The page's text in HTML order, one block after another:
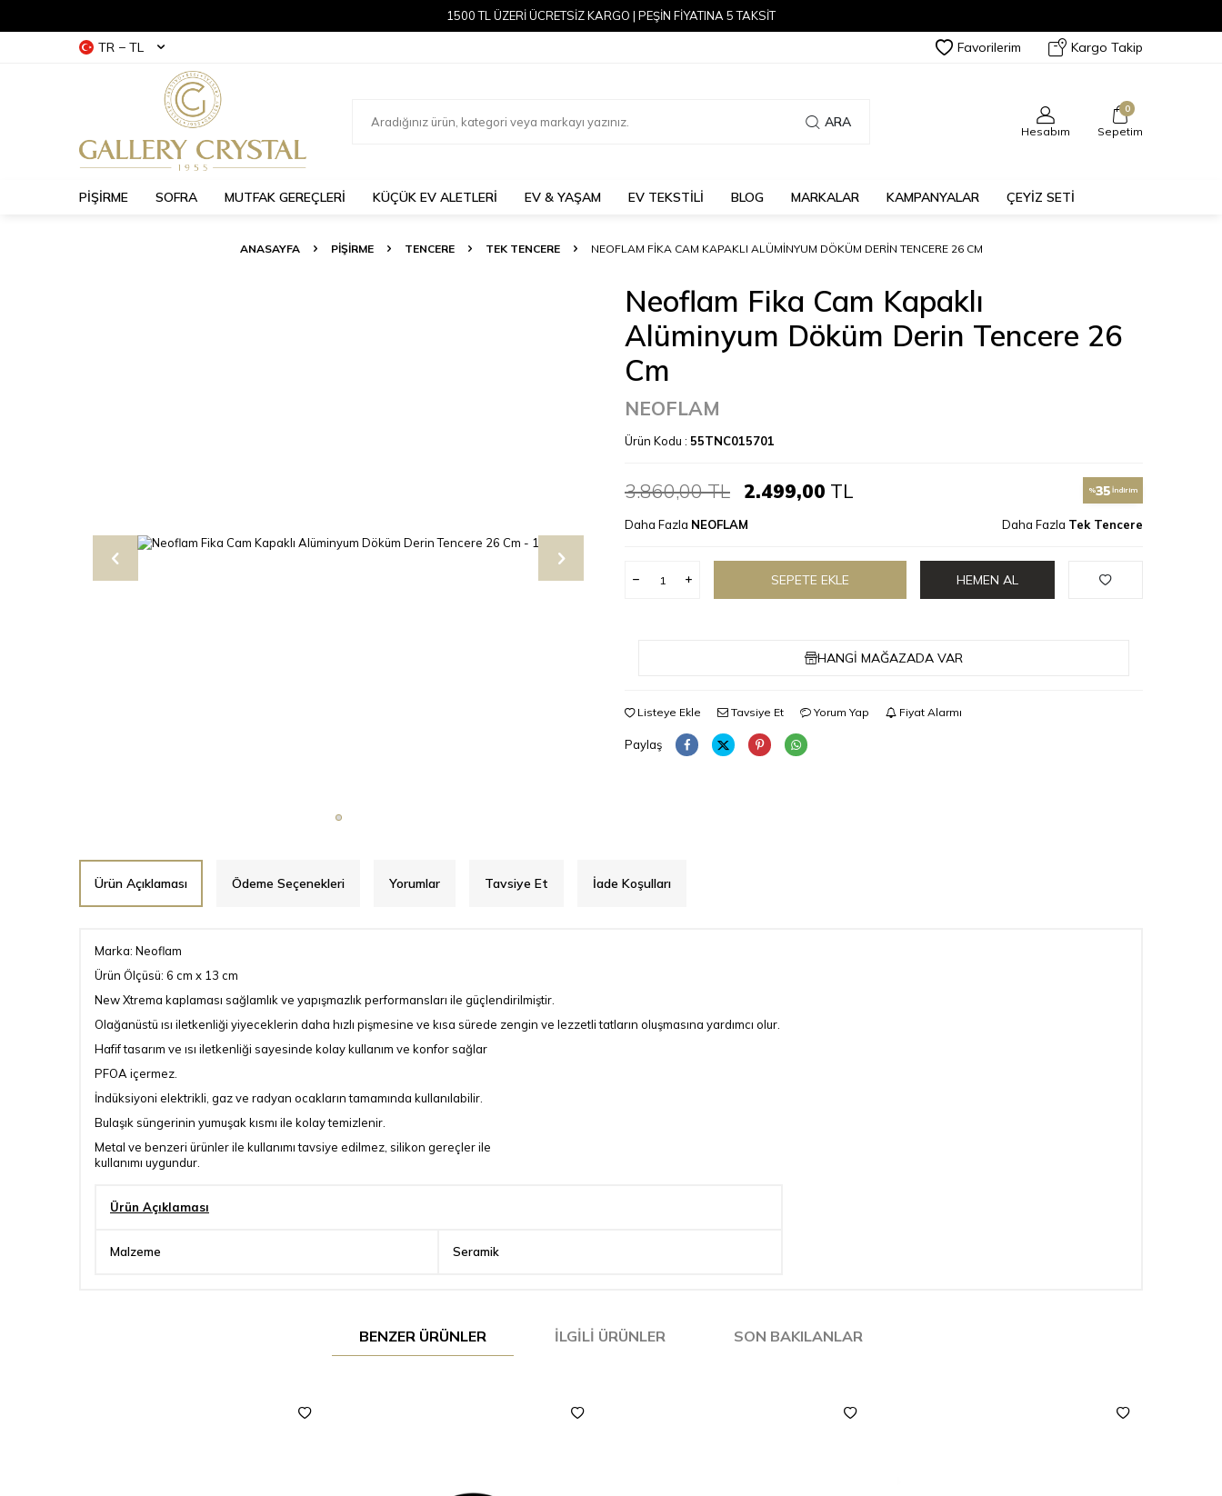
1500 TL ÜZERİ ÜCRETSİZ KARGO | PEŞİN FİYATINA 5 TAKSİT
TR − TL Favorilerim Kargo Takip
ARA
Hesabım
0
Sepetim
PİŞİRME SOFRA MUTFAK GEREÇLERİ KÜÇÜK EV ALETLERİ EV & YAŞAM EV TEKSTİLİ BLOG MARKALAR KAMPANYALAR ÇEYİZ SETİ
ANASAYFA PİŞİRME TENCERE TEK TENCERE NEOFLAM FIKA CAM KAPAKLI ALÜMINYUM DÖKÜM DERIN TENCERE 26 CM
Neoflam Fika Cam Kapaklı
Alüminyum Döküm Derin Tencere 26
Cm
NEOFLAM
Ürün Kodu : 55TNC015701
3.860,00TL 2.499,00 TL %35 İndirim
Daha Fazla NEOFLAM Daha Fazla Tek Tencere
SEPETE EKLE HEMEN AL
HANGI MAĞAZADA VAR
Listeye Ekle Tavsiye Et Yorum Yap Fiyat Alarmı
Paylaş
Ürün Açıklaması Ödeme Seçenekleri Yorumlar Tavsiye Et İade Koşulları
Marka: Neoflam
Ürün Ölçüsü: 6 cm x 13 cm
New Xtrema kaplaması sağlamlık ve yapışmazlık performansları ile güçlendirilmiştir.
Olağanüstü ısı iletkenliği yiyeceklerin daha hızlı pişmesine ve kısa sürede zengin ve lezzetli tatların oluşmasına yardımcı olur.
Hafif tasarım ve ısı iletkenliği sayesinde kolay kullanım ve konfor sağlar
PFOA içermez.
İndüksiyoni elektrikli, gaz ve radyan ocakların tamamında kullanılabilir.
Bulaşık süngerinin yumuşak kısmı ile kolay temizlenir.
Metal ve benzeri ürünler ile kullanımı tavsiye edilmez, silikon gereçler ile
kullanımı uygundur.
Ürün Açıklaması
Malzeme Seramik
BENZER ÜRÜNLER İLGILI ÜRÜNLER SON BAKILANLAR